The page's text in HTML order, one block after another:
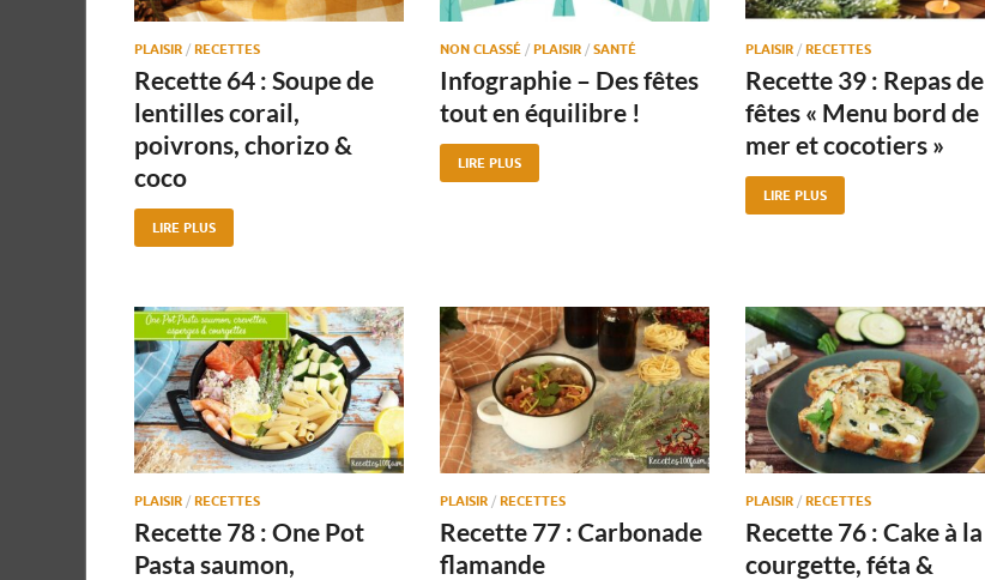
PLAISIR / RECETTES
Recette 64 : Soupe de
lentilles corail,
poivrons, chorizo &
coco
LIRE PLUS
NON CLASSÉ / PLAISIR / SANTÉ
Infographie – Des fêtes
tout en équilibre !
LIRE PLUS
PLAISIR / RECETTES
Recette 39 : Repas de
fêtes « Menu bord de
mer et cocotiers »
LIRE PLUS
PLAISIR / RECETTES
Recette 78 : One Pot
Pasta saumon,
PLAISIR / RECETTES
Recette 77 : Carbonade
flamande
PLAISIR / RECETTES
Recette 76 : Cake à la
courgette, féta &